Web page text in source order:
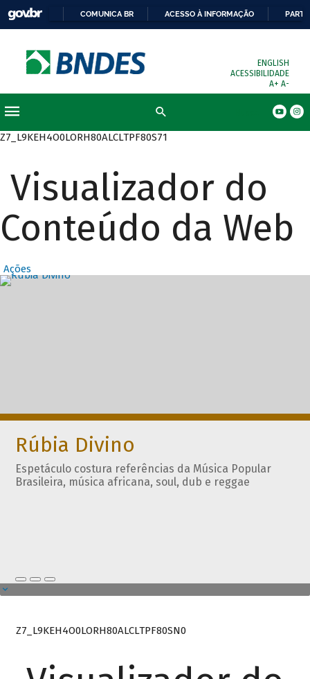
COMUNICA BR ACESSO À INFORMAÇÃO
ENGLISH
ACESSIBILIDADE
A+ A-
Z7_L9KEH4O0LORH80ALCLTPF80S71
Visualizador do
Conteúdo da Web
Ações
Destaques
Rúbia Divino
Espetáculo costura referências da Música Popular
Brasileira, música africana, soul, dub e reggae
Z7_L9KEH4O0LORH80ALCLTPF80SN0